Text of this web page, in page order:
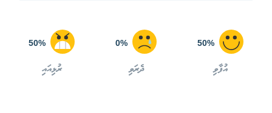
50%
އުފާވި
0%
ދެރަވި
50%
ރުޅިއައި